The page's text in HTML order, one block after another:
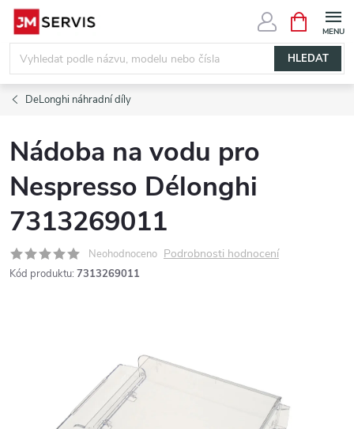
Přejít
obsah
HLEDAT
NÁKUPNÍ
KOŠÍK
DeLonghi náhradní díly
Nádoba na vodu pro
Nespresso Délonghi
7313269011
Neohodnoceno Podrobnosti hodnocení
Kód produktu: 7313269011